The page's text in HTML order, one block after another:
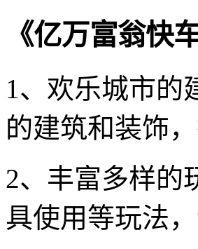
《亿万富翁快
1、欢乐城市的
的建筑和装饰
2、丰富多样的
具使用等玩法